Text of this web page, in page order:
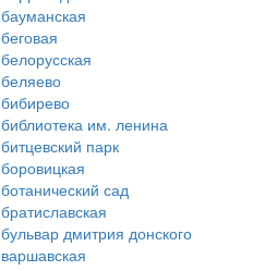
бауманская
беговая
белорусская
беляево
бибирево
библиотека им. ленина
битцевский парк
боровицкая
ботанический сад
братиславская
бульвар дмитрия донского
варшавская